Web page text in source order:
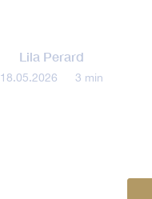
Lila Perard
18.05.2026 3 min